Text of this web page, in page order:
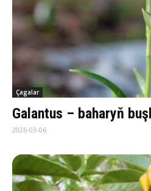
Çagalar
Galantus – baharyň
2026-03-06